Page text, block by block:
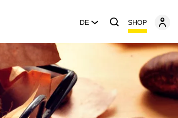
DE SHOP